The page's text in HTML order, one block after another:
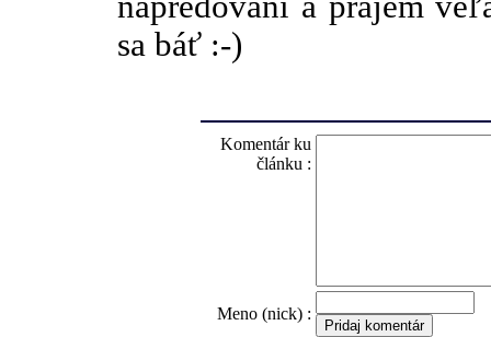
sa báť :-)
Komentár ku
článku :
Meno (nick) :